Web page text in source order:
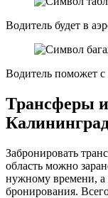
Водитель будет в
Водитель поможет
Трансферы
Забронировать
область можно
нужному времени, а
бронирования.